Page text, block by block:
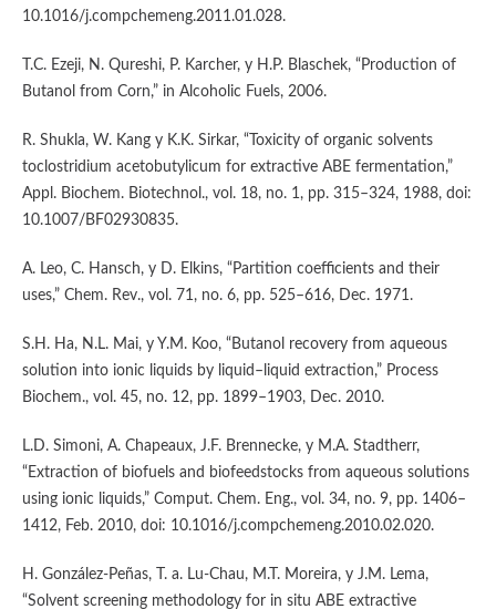
10.1016/j.compchemeng.2011.01.028.
T.C. Ezeji, N. Qureshi, P. Karcher, y H.P. Blaschek, “Production of
Butanol from Corn,” in Alcoholic Fuels, 2006.
R. Shukla, W. Kang y K.K. Sirkar, “Toxicity of organic solvents
toclostridium acetobutylicum for extractive ABE fermentation,”
Appl. Biochem. Biotechnol., vol. 18, no. 1, pp. 315–324, 1988, doi:
10.1007/BF02930835.
A. Leo, C. Hansch, y D. Elkins, “Partition coefficients and their
uses,” Chem. Rev., vol. 71, no. 6, pp. 525–616, Dec. 1971.
S.H. Ha, N.L. Mai, y Y.M. Koo, “Butanol recovery from aqueous
solution into ionic liquids by liquid–liquid extraction,” Process
Biochem., vol. 45, no. 12, pp. 1899–1903, Dec. 2010.
L.D. Simoni, A. Chapeaux, J.F. Brennecke, y M.A. Stadtherr,
“Extraction of biofuels and biofeedstocks from aqueous solutions
using ionic liquids,” Comput. Chem. Eng., vol. 34, no. 9, pp. 1406–
1412, Feb. 2010, doi: 10.1016/j.compchemeng.2010.02.020.
H. González-Peñas, T. a. Lu-Chau, M.T. Moreira, y J.M. Lema,
“Solvent screening methodology for in situ ABE extractive